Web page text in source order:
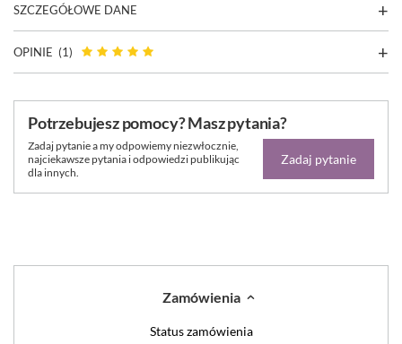
SZCZEGÓŁOWE DANE
OPINIE (1)
Potrzebujesz pomocy? Masz pytania?
Zadaj pytanie a my odpowiemy niezwłocznie,
najciekawsze pytania i odpowiedzi publikując
dla innych.
Zadaj pytanie
Zamówienia
Status zamówienia